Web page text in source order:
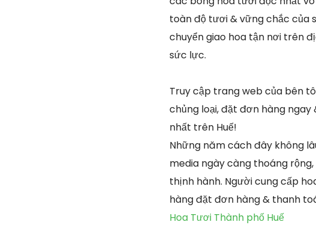
toàn độ tươi & vững chắc của
chuyển giao hoa tận nơi trên
sức lực.
Truy cập trang web của bên
chủng loại, đặt đơn hàng
nhất trên Huế!
Những năm cách đây không
media ngày càng thoáng
thịnh hành. Người cung cấp
hàng đặt đơn hàng & thanh
Hoa Tươi Thành phố Huế